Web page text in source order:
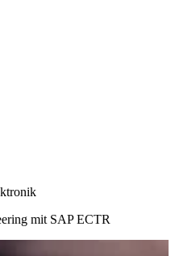
mit SAP ECTR